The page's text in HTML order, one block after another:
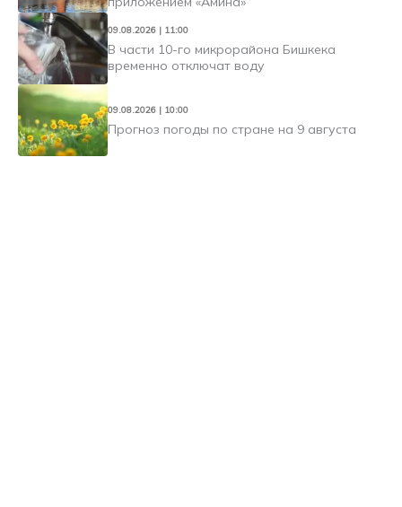
09.08.2026 | 11:00
В части 10-го микрорайона Бишкека
временно отключат воду
09.08.2026 | 10:00
Прогноз погоды по стране на 9 августа